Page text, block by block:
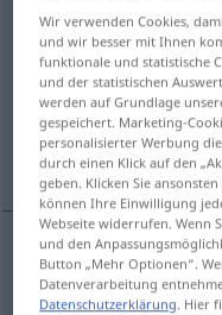
leiden [ˈlɛĭdə(n)]v
Übersicht aller
(Für mehr Details die
leiten, führen,
leiten,führen leiden
Wir verwenden Cookies,
und wir besser mit Ihnen
funktionale und statistische
und der statistischen
werden auf Grundlage
gespeichert. Marketing-
personalisierter Werbung
durch einen Klick auf den
geben. Klicken Sie
können Ihre Einwilligung
Webseite widerrufen. Wenn
und den
Button „Mehr Optionen“.
Datenverarbeitung
Datenschutzerklärung. Hier